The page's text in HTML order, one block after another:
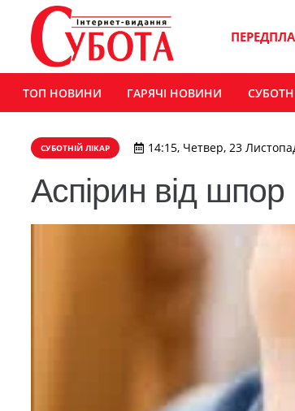
ТОП НОВИНИ ГАРЯЧІ НОВИНИ
СУБОТНІЙ ЛІКАР 14:15, Четвер, 23
Аспірин від шпор